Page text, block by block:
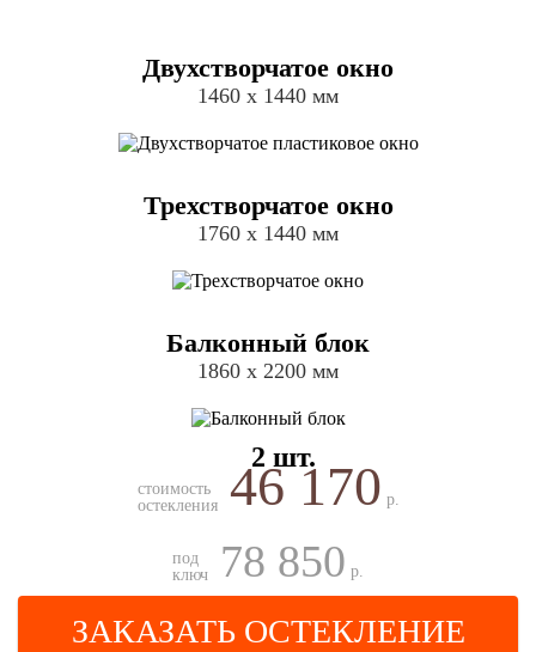
Двухстворчатое окно
1460 х 1440 мм
Трехстворчатое окно
1760 х 1440 мм
Балконный блок
1860 х 2200 мм
2 шт.
стоимость
остекления
46 170 р.
под
ключ
78 850 р.
ЗАКАЗАТЬ ОСТЕКЛЕНИЕ